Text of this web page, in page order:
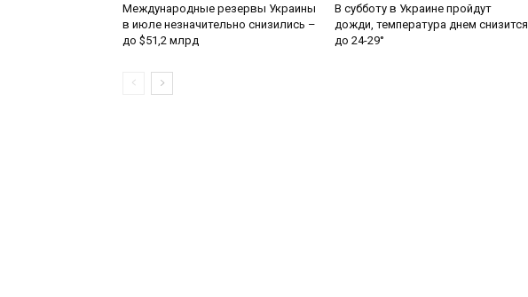
Международные резервы Украины
в июле незначительно снизились –
до $51,2 млрд
В субботу в Украине пройдут
дожди, температура днем снизится
до 24-29°